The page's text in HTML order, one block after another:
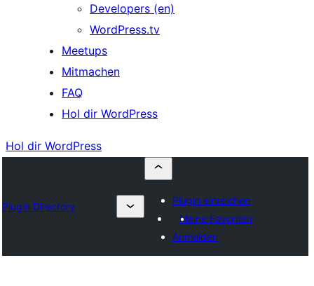
Developers (en)
WordPress.tv
Meetups
Mitmachen
FAQ
Hol dir WordPress
Hol dir WordPress
Plugin Directory
Plugin einreichen
Meine Favoriten
Anmelden